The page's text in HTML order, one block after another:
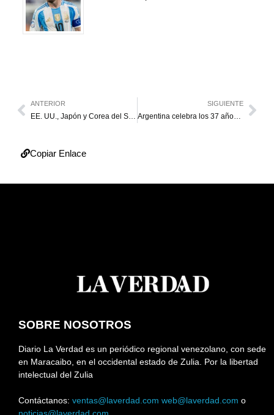
ANTERIOR
EE. UU., Japón y Corea del Sur condenan el pacto entre Putin y Kim Jong-un
SIGUIENTE
Argentina celebra los 37 años de Messi en la cima de su popularidad
Copiar Enlace
SOBRE NOSOTROS
Diario La Verdad es un periódico regional venezolano, con sede
en Maracaibo, en el occidental estado de Zulia. Por la libertad
intelectual del Zulia
Contáctanos: ventas@laverdad.com web@laverdad.com o